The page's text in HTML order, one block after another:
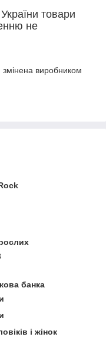
товари
не
змінена виробником
банка
і жінок